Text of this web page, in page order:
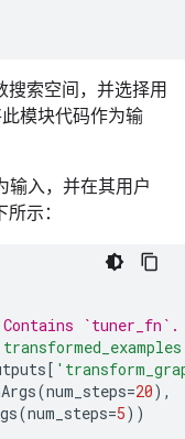
索空间，并选择用
模块代码作为输
输入，并在其用户
示：
`tuner_fn`.
[
(num_steps=20),
(num_steps=5))